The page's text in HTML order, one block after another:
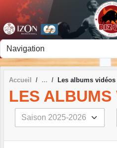
Accueil Les albums vidéos
LES ALBUMS
Panneau de gestion des cookies